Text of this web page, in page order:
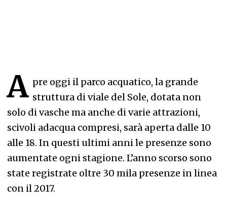
A pre oggi il parco acquatico, la grande
struttura di viale del Sole, dotata non
solo di vasche ma anche di varie attrazioni,
scivoli adacqua compresi, sarà aperta dalle 10
alle 18. In questi ultimi anni le presenze sono
aumentate ogni stagione. L’anno scorso sono
state registrate oltre 30 mila presenze in linea
con il 2017.